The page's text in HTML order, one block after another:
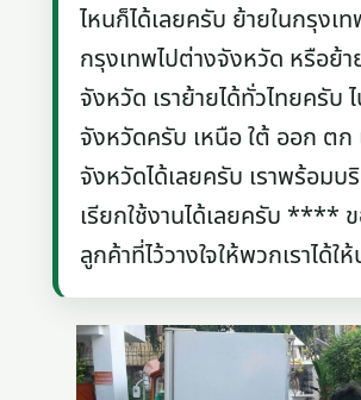
ไหนก็ได้เลยครับ ย้ายในกรุงเ
กรุงเทพไปต่างจังหวัด หรือย้า
จังหวัด เราย้ายได้ทั่วไทยครับ
จังหวัดครับ เหนือ ใต้ ออก ตก
จังหวัดได้เลยครับ เราพร้อมบ
เรียกใช้งานได้เลยครับ ****
ลูกค้าที่ไว้วางใจให้พวกเราได้ใ